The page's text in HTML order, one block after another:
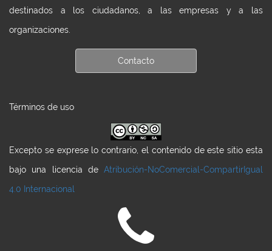
destinados a los ciudadanos, a las empresas y a las
organizaciones.
Contacto
Términos de uso
Excepto se exprese lo contrario, el contenido de este sitio esta
bajo una licencia de Atribución-NoComercial-CompartirIgual
4.0 Internacional